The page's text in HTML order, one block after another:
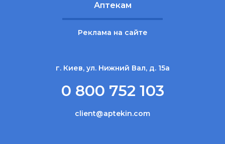
Аптекам
Реклама на сайте
г. Киев, ул. Нижний Вал, д. 15а
0 800 752 103
client@aptekin.com